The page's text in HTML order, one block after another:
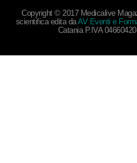
Copyright © 2017 Medicalive
scientifica edita daAV Eventi e
Catania P.IVA